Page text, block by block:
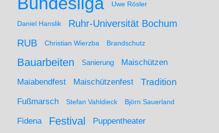
Uwe Rösler
Daniel Hanslik
Ruhr-Universität Bochum
RUB
Christian Wierzba Brandschutz
Bauarbeiten Sanierung
Maischützen
Maiabendfest
Maischützenfest Tradition
Fußmarsch Stefan Vahldieck Björn Sauerland
Fidena Festival Puppentheater